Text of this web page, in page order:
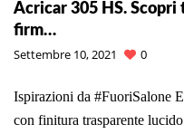
Acricar 305 HS.
firm…
Settembre 10, 2021
0
Ispirazioni da #FuoriSalone
con finitura trasparente